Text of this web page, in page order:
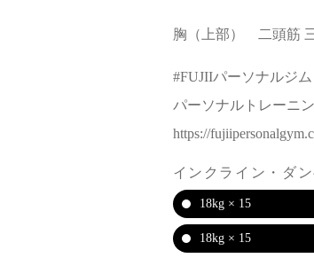
胸（上部） 二頭筋
#FUJIIパーソナルジ
パーソナルトレーニ
https://
インクライン・ダ
18kg × 15
18kg × 15